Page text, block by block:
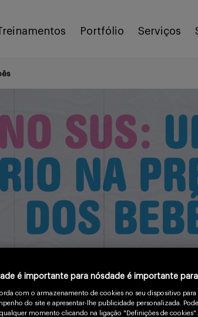
Portfólio Serviços
é importante para nósdade é importante
com o armazenamento de cookies no seu dispositivo para
do site e apresentar-lhe publicidade personalizada.
momento clicando na ligação "Definições de cookies".